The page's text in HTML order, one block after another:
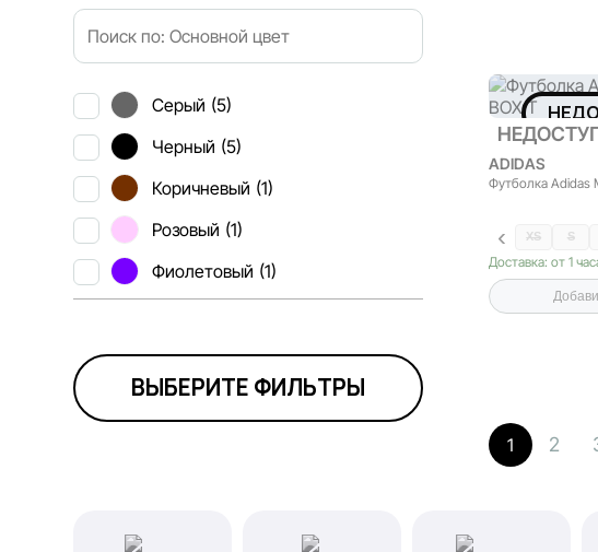
Серый (5)
Черный (5)
Коричневый (1)
Розовый (1)
Фиолетовый (1)
ВЫБЕРИТЕ ФИЛЬТРЫ
ADIDAS
Футболка Adidas
XS S
Доставка: от 1
1 2